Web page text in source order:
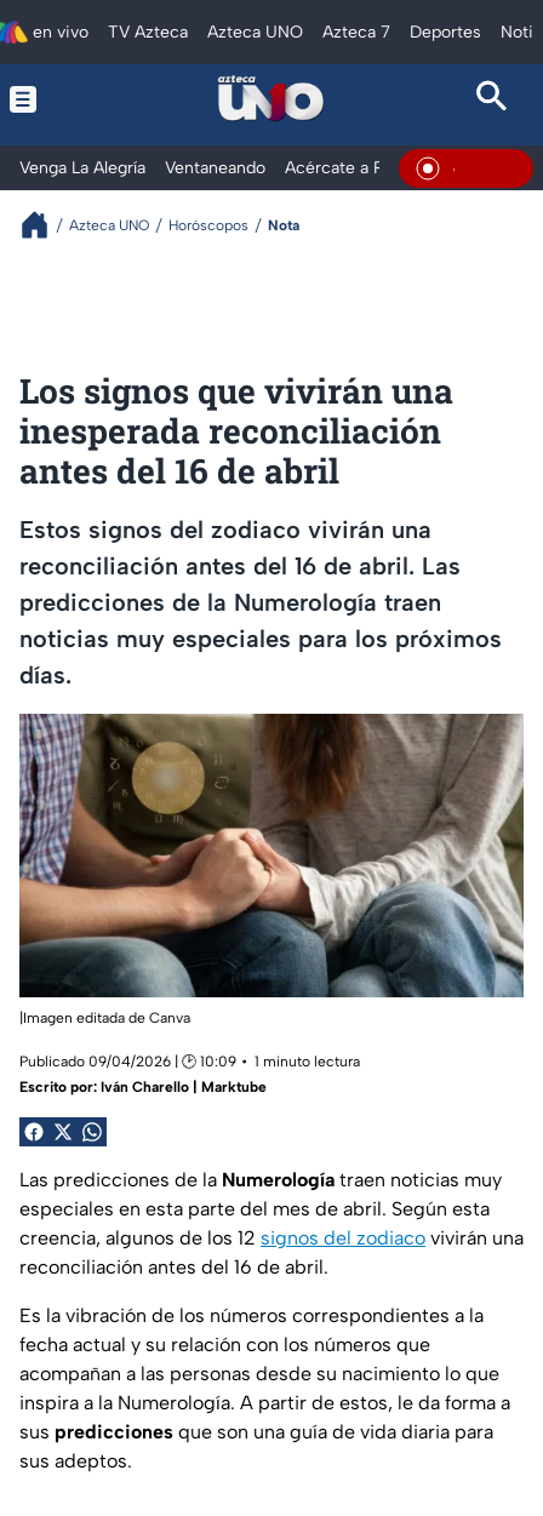
en vivo TV Azteca Azteca UNO Azteca 7 Deportes
Venga La Alegría Ventaneando Acércate a Rocío Al ExtremoEn Vivo
Azteca UNO Horóscopos Nota
Los signos que vivirán una
inesperada reconciliación
antes del 16 de abril
Estos signos del zodiaco vivirán una
reconciliación antes del 16 de abril. Las
predicciones de la Numerología traen
noticias muy especiales para los próximos
días.
|Imagen editada de Canva
Publicado 09/04/2026 | 🕑 10:09
1 minuto lectura
Escrito por: Iván Charello | Marktube
Las predicciones de la Numerología traen noticias muy
especiales en esta parte del mes de abril. Según esta
creencia, algunos de los 12 signos del zodiaco vivirán una
reconciliación antes del 16 de abril.
Es la vibración de los números correspondientes a la
fecha actual y su relación con los números que
acompañan a las personas desde su nacimiento lo que
inspira a la Numerología. A partir de estos, le da forma a
sus predicciones que son una guía de vida diaria para
sus adeptos.